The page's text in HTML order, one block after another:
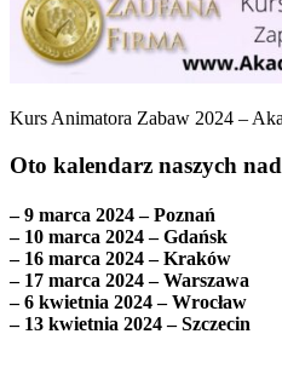
Kurs Animatora Zabaw 2024 –
Oto kalendarz naszych
– 9 marca 2024 – Poznań
– 10 marca 2024 – Gdańsk
– 16 marca 2024 – Kraków
– 17 marca 2024 – Warszawa
– 6 kwietnia 2024 – Wrocław
– 13 kwietnia 2024 – Szczecin